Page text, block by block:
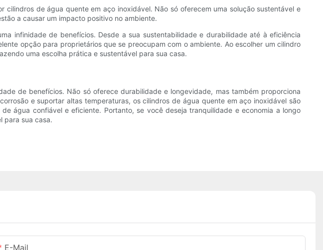
de água quente em aço inoxidável. Não só oferecem uma solução sustentável e
a causar um impacto positivo no ambiente.
infinidade de benefícios. Desde a sua sustentabilidade e durabilidade até à eficiência
opção para proprietários que se preocupam com o ambiente. Ao escolher um cilindro
uma escolha prática e sustentável para sua casa.
de benefícios. Não só oferece durabilidade e longevidade, mas também proporciona
e suportar altas temperaturas, os cilindros de água quente em aço inoxidável são
água confiável e eficiente. Portanto, se você deseja tranquilidade e economia a longo
para sua casa.
E-Mail